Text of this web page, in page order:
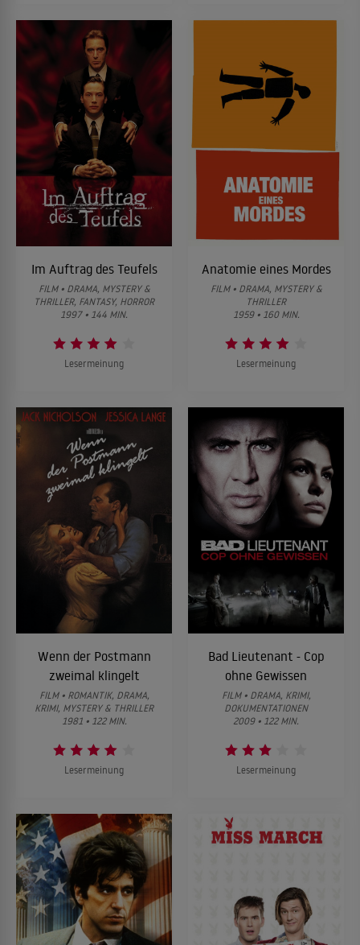
Im Auftrag des Teufels
FILM • DRAMA, MYSTERY &
THRILLER, FANTASY, HORROR
1997 • 144 MIN.
Lesermeinung
Anatomie eines Mordes
FILM • DRAMA, MYSTERY &
THRILLER
1959 • 160 MIN.
Lesermeinung
Wenn der Postmann
zweimal klingelt
FILM • ROMANTIK, DRAMA,
KRIMI, MYSTERY & THRILLER
1981 • 122 MIN.
Lesermeinung
Bad Lieutenant - Cop
ohne Gewissen
FILM • DRAMA, KRIMI,
DOKUMENTATIONEN
2009 • 122 MIN.
Lesermeinung